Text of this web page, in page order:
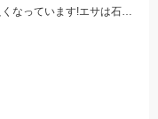
5月6月はテナガエビのハイシーズン!サイズも良くなっています!エサは石ゴカイで、小さく切ると針掛かりアップします!